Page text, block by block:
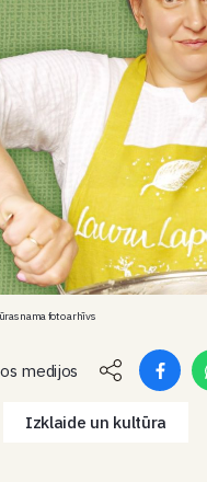
nama foto arhīvs
medijos
Izklaide un kultūra